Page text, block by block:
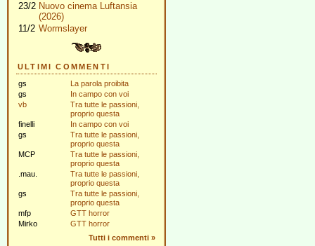
23/2 Nuovo cinema Luftansia
(2026)
11/2 Wormslayer
ULTIMI COMMENTI
gs
La parola proibita
gs
In campo con voi
vb
Tra tutte le passioni,
proprio questa
finelli
In campo con voi
gs
Tra tutte le passioni,
proprio questa
MCP
Tra tutte le passioni,
proprio questa
.mau.
Tra tutte le passioni,
proprio questa
gs
Tra tutte le passioni,
proprio questa
mfp
GTT horror
Mirko
GTT horror
Tutti i commenti »